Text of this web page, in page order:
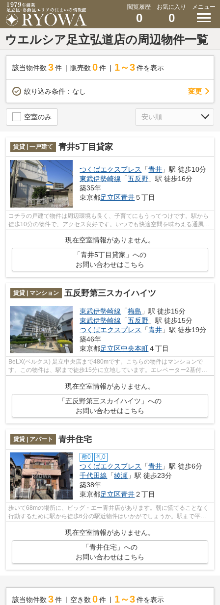
閲覧履歴
0
お気に入り
0
メニュー
ウエルシア足立弘道店の周辺物件一覧
該当物件数 3件 販売数 0 件 1～3 件を表示
絞り込み条件： なし 変更
空室のみ
賃貸 | 一戸建て 青井5丁目貸家
つくばエクスプレス 「青井 」駅 徒歩10分
東武伊勢崎線 「五反野 」駅 徒歩16分
築35年
東京都足立区青井５丁目
コチラの戸建て物件は周辺環境も良く、子育てにもうってつけです。駅から
徒歩10分の物件で、アクセス良好です。いつでも快適空間を味わえる通風良
好な気持ちよい物件。当社は足立区内...
現在空室情報がありません。
「青井5丁目貸家」への
お問い合わせはこちら
賃貸 | マンション 五反野第三スカイハイツ
東武伊勢崎線 「梅島 」駅 徒歩15分
東武伊勢崎線 「五反野 」駅 徒歩15分
つくばエクスプレス
「青井 」駅 徒歩19分
築46年
東京都足立区中央本町４丁目
BeLX(ベルクス) 足立中央店まで480mです。こちらの物件はマンションで
す。この物件は、駅まで徒歩15分に立地しています。エレベーター2基付き
現在空室情報がありません。
「五反野第三スカイハイツ」への
お問い合わせはこちら
賃貸 | アパート 青井住宅
敷0 礼0
つくばエクスプレス 「青井 」駅 徒歩6分
千代田線 「綾瀬 」駅 徒歩23分
築38年
東京都足立区青井２丁目
歩いて68mの場所に、ビッグ・エー青井店があります。朝に慌てることなく
行動するために駅から徒歩6分の駅近物件はいかがでしょうか。駅まで平坦
現在空室情報がありません。
「青井住宅」への
お問い合わせはこちら
該当物件数 3件 空き数 0 件 1～3 件を表示